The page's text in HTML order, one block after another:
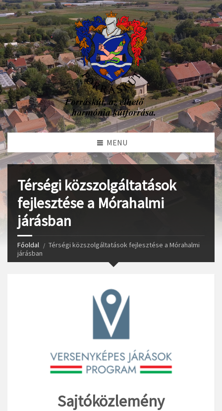
MENU
Térségi közszolgáltatások
fejlesztése a Mórahalmi
járásban
Főoldal
Térségi közszolgáltatások fejlesztése a Mórahalmi
járásban
Sajtóközlemény